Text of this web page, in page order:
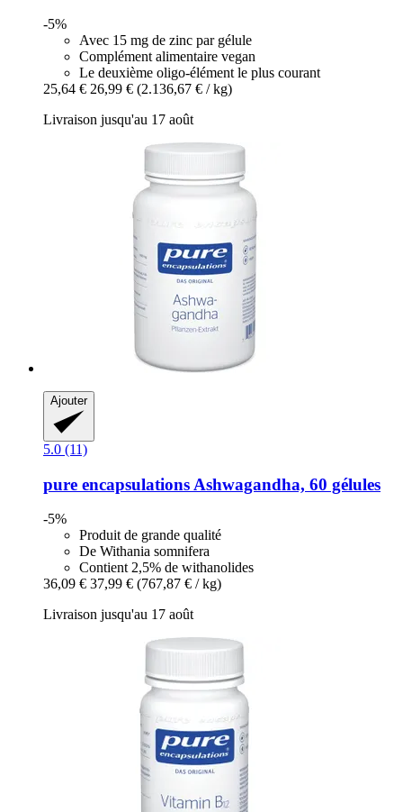
-5%
Avec 15 mg de zinc par gélule
Complément alimentaire vegan
Le deuxième oligo-élément le plus courant
25,64 € 26,99 € (2.136,67 € / kg)
Livraison jusqu'au 17 août
Ajouter
5.0 (11)
pure encapsulations Ashwagandha, 60 gélules
-5%
Produit de grande qualité
De Withania somnifera
Contient 2,5% de withanolides
36,09 € 37,99 € (767,87 € / kg)
Livraison jusqu'au 17 août